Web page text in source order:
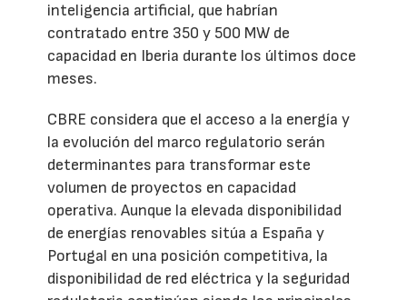
inteligencia artificial, que habrían
contratado entre 350 y 500 MW de
capacidad en Iberia durante los últimos doce
meses.
CBRE considera que el acceso a la energía y
la evolución del marco regulatorio serán
determinantes para transformar este
volumen de proyectos en capacidad
operativa. Aunque la elevada disponibilidad
de energías renovables sitúa a España y
Portugal en una posición competitiva, la
disponibilidad de red eléctrica y la seguridad